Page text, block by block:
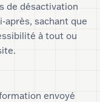
de désactivation
sachant que
à tout ou
envoyé